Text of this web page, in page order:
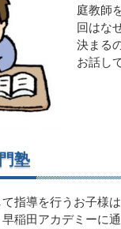
庭教師
回はな
決まる
お話し
塾
指導を行うお子様
稲田アカデミーに